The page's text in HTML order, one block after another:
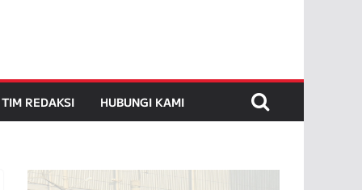
TIM REDAKSI HUBUNGI KAMI